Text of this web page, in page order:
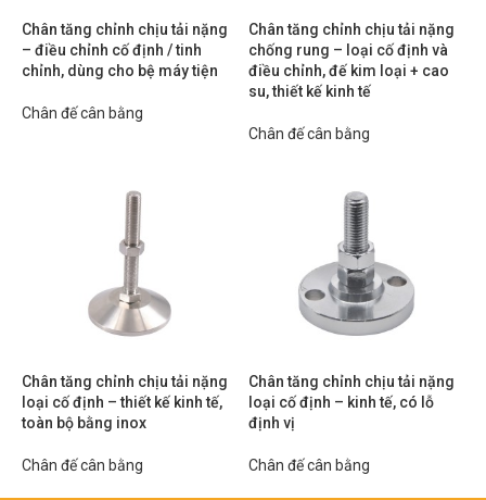
Chân tăng chỉnh chịu tải nặng
– điều chỉnh cố định / tinh
chỉnh, dùng cho bệ máy tiện
Chân đế cân bằng
Chân tăng chỉnh chịu tải nặng
chống rung – loại cố định và
điều chỉnh, đế kim loại + cao
su, thiết kế kinh tế
Chân đế cân bằng
Chân tăng chỉnh chịu tải nặng
loại cố định – thiết kế kinh tế,
toàn bộ bằng inox
Chân đế cân bằng
Chân tăng chỉnh chịu tải nặng
loại cố định – kinh tế, có lỗ
định vị
Chân đế cân bằng